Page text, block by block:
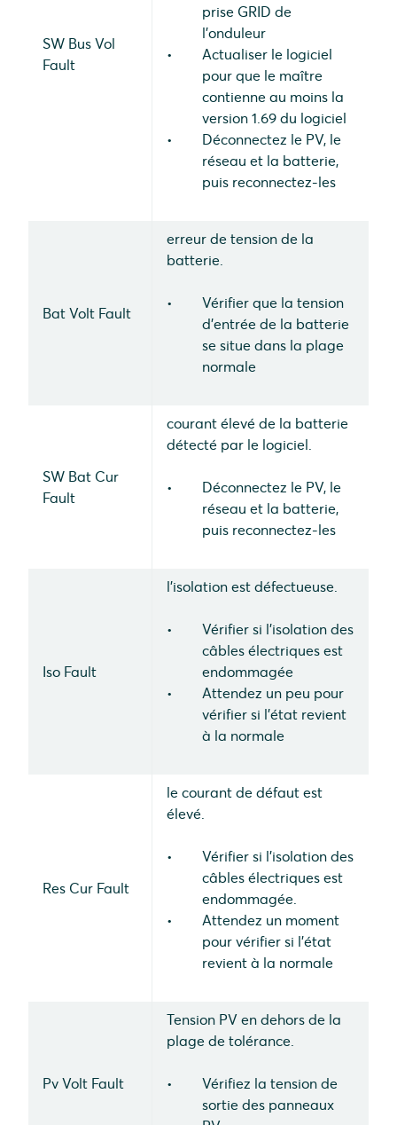
SW Bus Vol
Fault
prise GRID de
l'onduleur
Actualiser le logiciel
pour que le maître
contienne au moins la
version 1.69 du logiciel
Déconnectez le PV, le
réseau et la batterie,
puis reconnectez-les
Bat Volt Fault
erreur de tension de la
batterie.
Vérifier que la tension
d'entrée de la batterie
se situe dans la plage
normale
SW Bat Cur
Fault
courant élevé de la batterie
détecté par le logiciel.
Déconnectez le PV, le
réseau et la batterie,
puis reconnectez-les
Iso Fault
l'isolation est défectueuse.
Vérifier si l'isolation des
câbles électriques est
endommagée
Attendez un peu pour
vérifier si l'état revient
à la normale
Res Cur Fault
le courant de défaut est
élevé.
Vérifier si l'isolation des
câbles électriques est
endommagée.
Attendez un moment
pour vérifier si l'état
revient à la normale
Pv Volt Fault
Tension PV en dehors de la
plage de tolérance.
Vérifiez la tension de
sortie des panneaux